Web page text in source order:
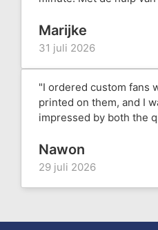
Marijke
31 juli 2026
"I ordered custom fans
printed on them, and I
impressed by both the
Nawon
29 juli 2026